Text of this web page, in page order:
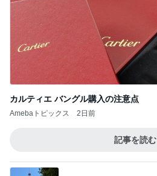
カルティエ バングル購入の注意点
Amebaトピックス 2日前
記事を読む